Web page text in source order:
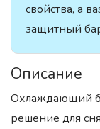
свойства, а
защитный
Описание
Охлаждающий
решение для